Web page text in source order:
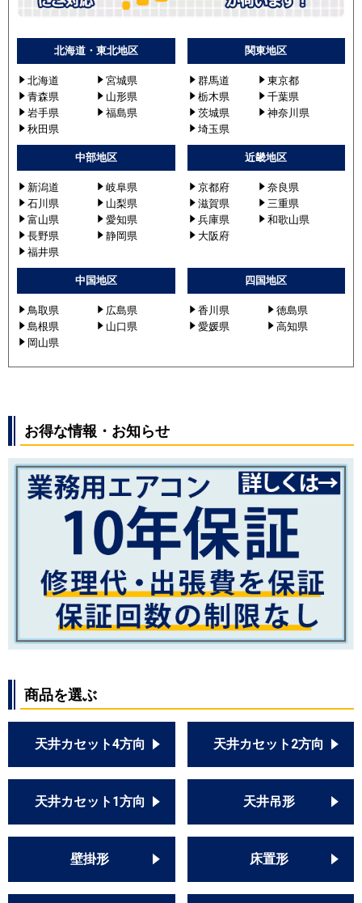
北海道・東北地区
北海道
宮城県
青森県
山形県
岩手県
福島県
秋田県
関東地区
群馬道
東京都
栃木県
千葉県
茨城県
神奈川県
埼玉県
中部地区
新潟道
岐阜県
石川県
山梨県
富山県
愛知県
長野県
静岡県
福井県
近畿地区
京都府
奈良県
滋賀県
三重県
兵庫県
和歌山県
大阪府
中国地区
鳥取県
広島県
島根県
山口県
岡山県
四国地区
香川県
徳島県
愛媛県
高知県
お得な情報・お知らせ
商品を選ぶ
天井カセット4方向 天井カセット2方向
天井カセット1方向 天井吊形
壁掛形 床置形